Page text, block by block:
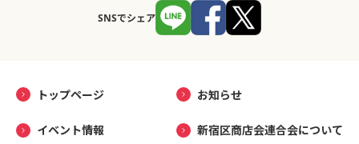
SNSでシェア
トップページ お知らせ
イベント情報 新宿区商店会連合会について